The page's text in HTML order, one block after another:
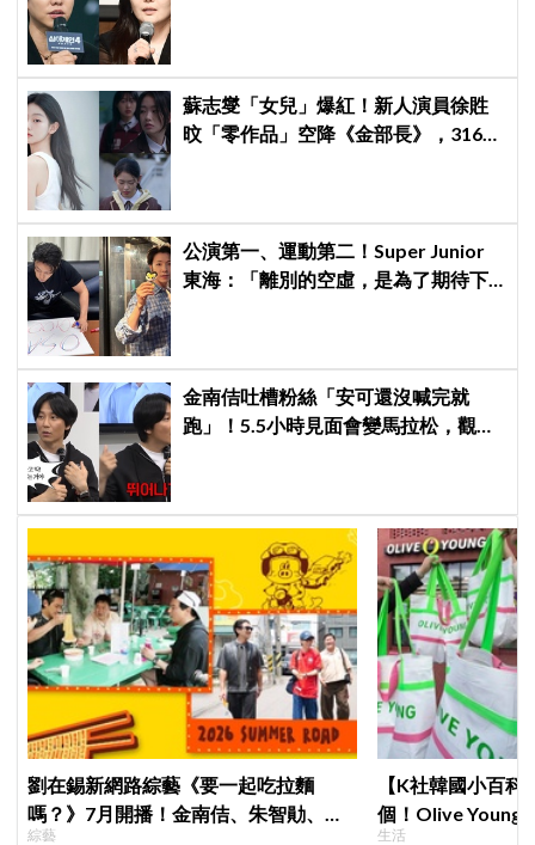
蘇志燮「女兒」爆紅！新人演員徐貹
旼「零作品」空降《金部長》，316萬
公演第一、運動第二！Super Junior
東海：「離別的空虛，是為了期待下
金南佶吐槽粉絲「安可還沒喊完就
跑」！5.5小時見面會變馬拉松，觀眾
劉在錫新網路綜藝《要一起吃拉麵
嗎？》7月開播！金南佶、朱智勛、尹
綜藝
【K社韓國小百
個！Olive Young
生活